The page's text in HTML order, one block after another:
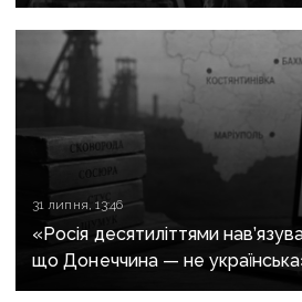
31 липня, 13:46
«Росія десятиліттями
що Донеччина — не
історію регіону зберуть в